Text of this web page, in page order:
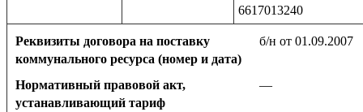
6617013240
Реквизиты договора на поставку
коммунального ресурса (номер и дата)
б/н от 01.09.2007
Нормативный правовой акт,
устанавливающий тариф
—